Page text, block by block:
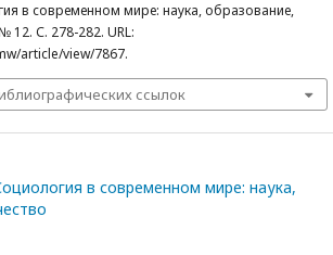
в современном мире: наука, образование,
12. С. 278-282. URL:
article/view/7867.
ссылок
в современном мире: наука,